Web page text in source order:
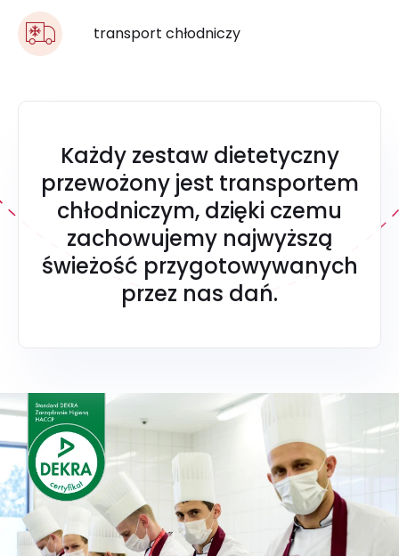
transport chłodniczy
Każdy zestaw dietetyczny
przewożony jest transportem
chłodniczym, dzięki czemu
zachowujemy najwyższą
świeżość przygotowywanych
przez nas dań.